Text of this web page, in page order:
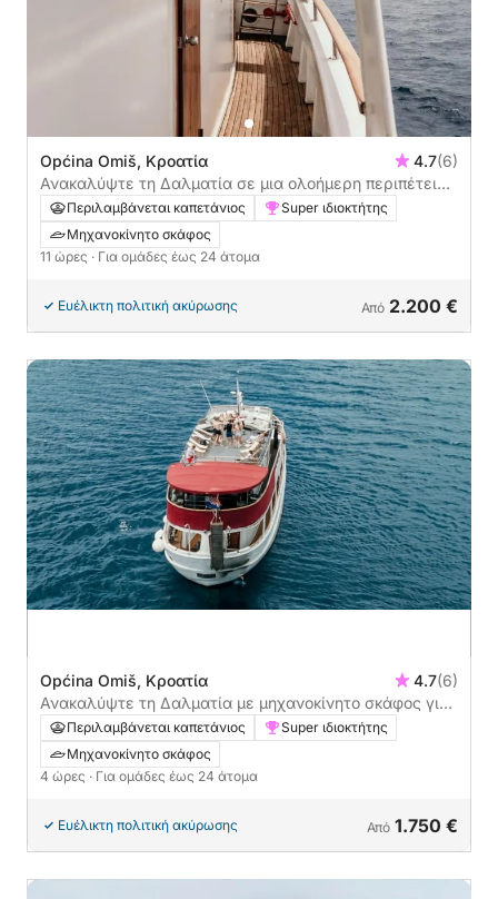
Općina Omiš, Κροατία 4.7(6)
Ανακαλύψτε τη Δαλματία σε μια ολοήμερη περιπέτεια
με μηχανοκίνητο σκάφος με μεσημεριανό γεύμα
Περιλαμβάνεται καπετάνιος
Super ιδιοκτήτης
Μηχανοκίνητο σκάφος
11 ώρες · Για ομάδες έως 24 άτομα
Ευέλικτη πολιτική ακύρωσης Από 2.200 €
Općina Omiš, Κροατία 4.7(6)
Ανακαλύψτε τη Δαλματία με μηχανοκίνητο σκάφος για
4 ώρες
Περιλαμβάνεται καπετάνιος
Super ιδιοκτήτης
Μηχανοκίνητο σκάφος
4 ώρες · Για ομάδες έως 24 άτομα
Ευέλικτη πολιτική ακύρωσης Από 1.750 €